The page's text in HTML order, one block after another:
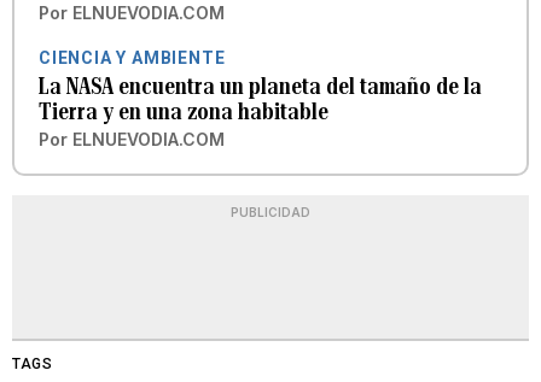
Por ELNUEVODIA.COM
CIENCIA Y AMBIENTE
La NASA encuentra un planeta del tamaño de la
Tierra y en una zona habitable
Por ELNUEVODIA.COM
PUBLICIDAD
TAGS